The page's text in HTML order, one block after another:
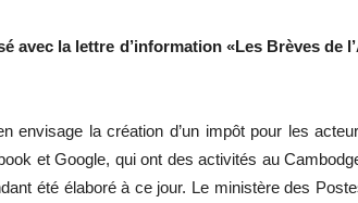
avec la lettre d’information «Les Brèves de
envisage la création d’un impôt pour les
et Google, qui ont des activités au
été élaboré à ce jour. Le ministère des